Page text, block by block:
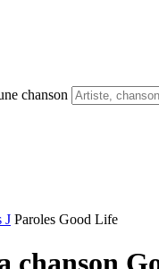
chanson
J Paroles Good Life